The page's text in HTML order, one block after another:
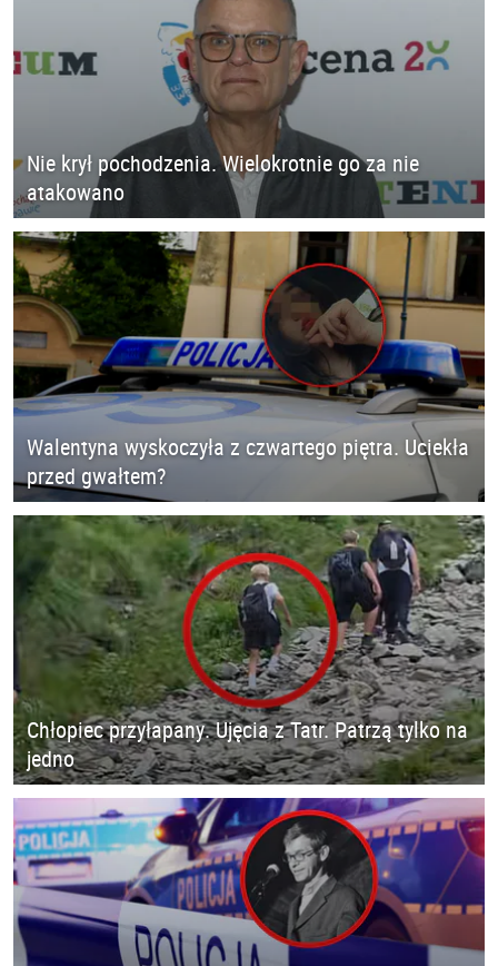
Nie krył pochodzenia. Wielokrotnie go za nie
atakowano
Walentyna wyskoczyła z czwartego piętra. Uciekła
przed gwałtem?
Chłopiec przyłapany. Ujęcia z Tatr. Patrzą tylko na
jedno